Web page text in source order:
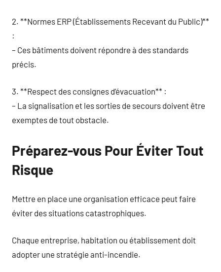
2. **Normes ERP (Établissements Recevant du Public)**
:
– Ces bâtiments doivent répondre à des standards
précis.
3. **Respect des consignes d’évacuation** :
– La signalisation et les sorties de secours doivent être
exemptes de tout obstacle.
Préparez-vous Pour Éviter Tout
Risque
Mettre en place une organisation efficace peut faire
éviter des situations catastrophiques.
Chaque entreprise, habitation ou établissement doit
adopter une stratégie anti-incendie.